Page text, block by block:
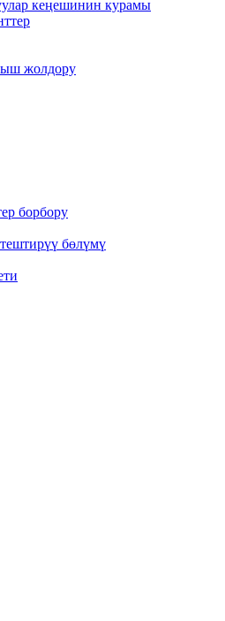
кеңешинин курамы
жолдору
борбору
бөлүмү